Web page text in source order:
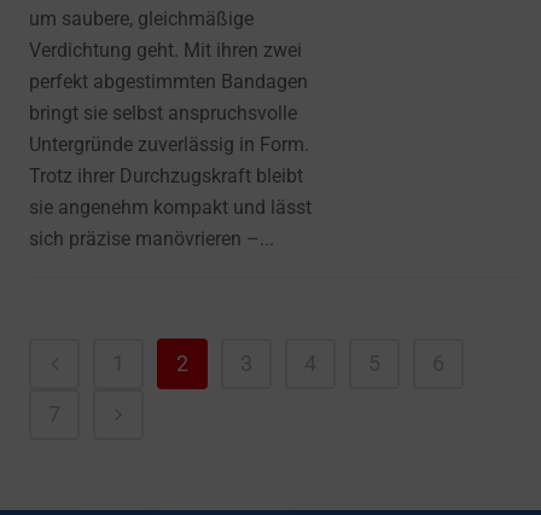
um saubere, gleichmäßige
Verdichtung geht. Mit ihren zwei
perfekt abgestimmten Bandagen
bringt sie selbst anspruchsvolle
Untergründe zuverlässig in Form.
Trotz ihrer Durchzugskraft bleibt
sie angenehm kompakt und lässt
sich präzise manövrieren –...
2